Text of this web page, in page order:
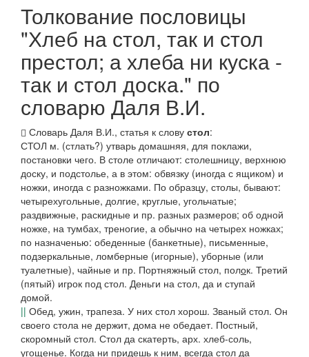
Толкование пословицы
"Хлеб на стол, так и стол
престол; а хлеба ни куска -
так и стол доска." по
словарю Даля В.И.
Словарь Даля В.И., статья к слову стол:
СТОЛ м. (стлать?) утварь домашняя, для поклажи,
постановки чего. В столе отличают: столешницу, верхнюю
доску, и подстолье, а в этом: обвязку (иногда с ящиком) и
ножки, иногда с разножками. По образцу, столы, бывают:
четырехугольные, долгие, круглые, угольчатые;
раздвижные, раскидные и пр. разных размеров; об одной
ножке, на тумбах, треногие, а обычно на четырех ножках;
по назначенью: обеденные (банкетные), письменные,
подзеркальные, ломберные (игорные), уборные (или
туалетные), чайные и пр. Портняжный стол, полок. Третий
(пятый) игрок под стол. Деньги на стол, да и ступай
домой.
|| Обед, ужин, трапеза. У них стол хорош. Званый стол. Он
своего стола не держит, дома не обедает. Постный,
скоромный стол. Стол да скатерть, арх. хлеб-соль,
угощенье. Когда ни придешь к ним, всегда стол да